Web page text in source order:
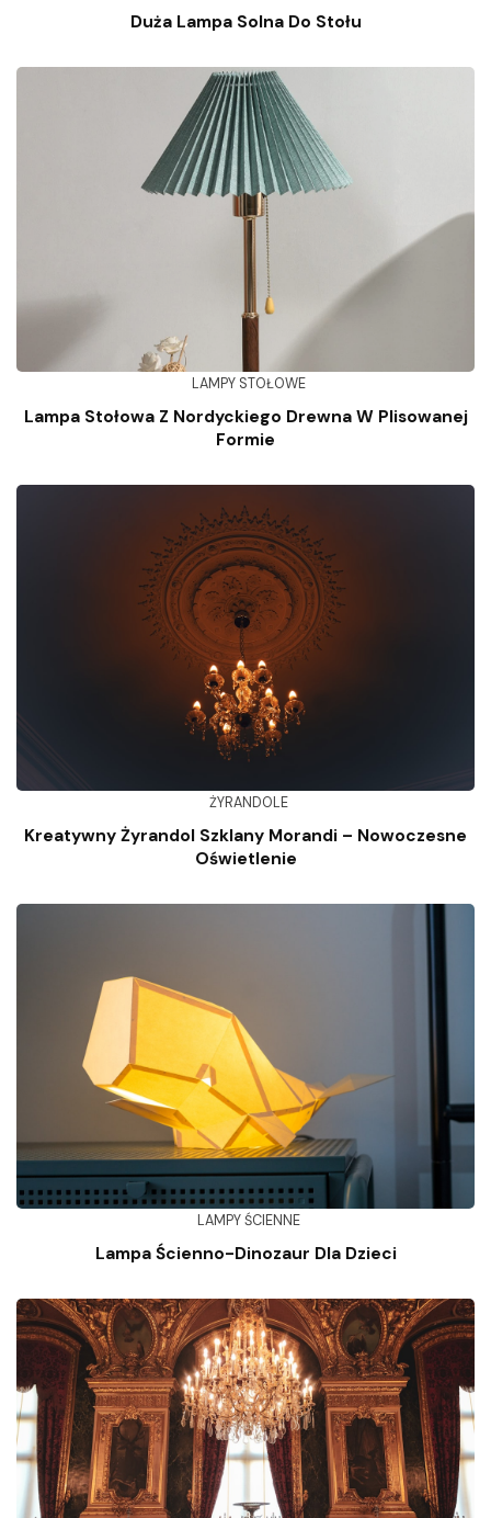
Duża Lampa Solna Do Stołu
LAMPY STOŁOWE
Lampa Stołowa Z Nordyckiego Drewna W Plisowanej
Formie
ŻYRANDOLE
Kreatywny Żyrandol Szklany Morandi – Nowoczesne
Oświetlenie
LAMPY ŚCIENNE
Lampa Ścienno-Dinozaur Dla Dzieci